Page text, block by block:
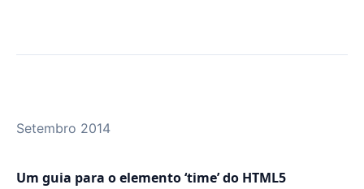
Setembro 2014
Um guia para o elemento ‘time’ do HTML5